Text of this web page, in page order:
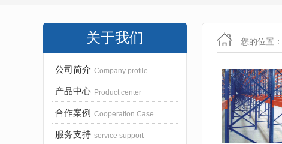
关于我们
公司简介 Company profile
产品中心 Product center
合作案例 Cooperation Case
服务支持 service support
您的位置：